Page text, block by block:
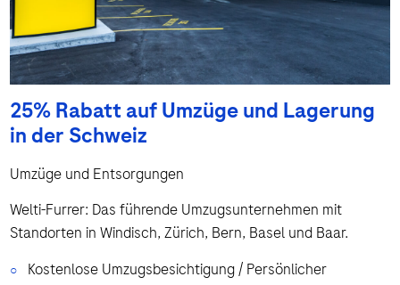
25% Rabatt auf Umzüge und Lagerung
in der Schweiz
Umzüge und Entsorgungen
Welti-Furrer: Das führende Umzugsunternehmen mit
Standorten in Windisch, Zürich, Bern, Basel und Baar.
Kostenlose Umzugsbesichtigung / Persönlicher